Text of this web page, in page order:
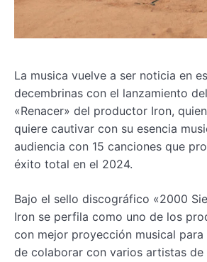
La musica vuelve a ser noticia en
decembrinas con el lanzamiento
«Renacer» del productor Iron,
quiere cautivar con su esencia
audiencia con 15 canciones que
éxito total en el 2024.
Bajo el sello discográfico «2000
Iron se perfila como uno de los
con mejor proyección musical para
de colaborar con varios artistas